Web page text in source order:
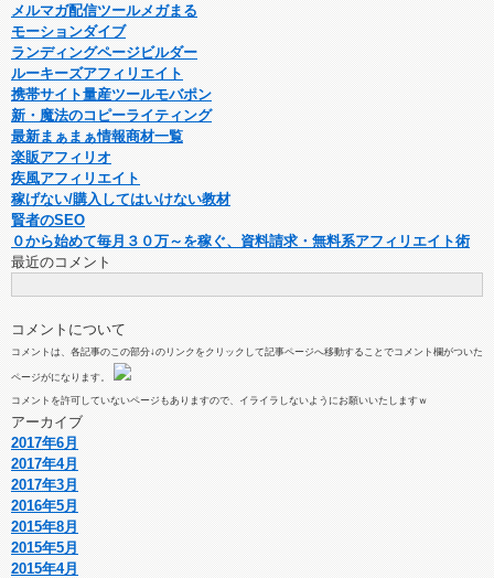
メルマガ配信ツールメガまる
モーションダイブ
ランディングページビルダー
ルーキーズアフィリエイト
携帯サイト量産ツールモバポン
新・魔法のコピーライティング
最新まぁまぁ情報商材一覧
楽販アフィリオ
疾風アフィリエイト
稼げない/購入してはいけない教材
賢者のSEO
０から始めて毎月３０万～を稼ぐ、資料請求・無料系アフィリエイト術
最近のコメント
コメントについて
コメントは、各記事のこの部分↓のリンクをクリックして記事ページへ移動することでコメント欄がついた
ページがになります。
コメントを許可していないページもありますので、イライラしないようにお願いいたしますｗ
アーカイブ
2017年6月
2017年4月
2017年3月
2016年5月
2015年8月
2015年5月
2015年4月